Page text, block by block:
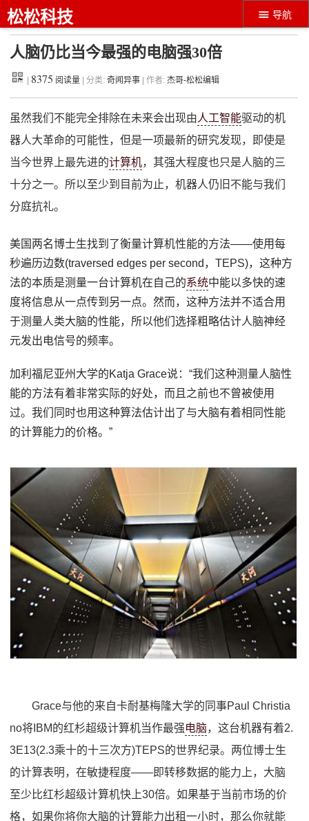
导航
松松科技
人脑仍比当今最强的电脑强30倍
8375 阅读量 | 分类:奇闻异事 | 作者:杰哥-松松编辑
虽然我们不能完全排除在未来会出现由人工智能驱动的机
器人大革命的可能性，但是一项最新的研究发现，即使是
当今世界上最先进的计算机，其强大程度也只是人脑的三
十分之一。所以至少到目前为止，机器人仍旧不能与我们
分庭抗礼。
美国两名博士生找到了衡量计算机性能的方法——使用每
秒遍历边数(traversed edges per second，TEPS)，这种方
法的本质是测量一台计算机在自己的系统中能以多快的速
度将信息从一点传到另一点。然而，这种方法并不适合用
于测量人类大脑的性能，所以他们选择粗略估计人脑神经
元发出电信号的频率。
加利福尼亚州大学的Katja Grace说：“我们这种测量人脑性
能的方法有着非常实际的好处，而且之前也不曾被使用
过。我们同时也用这种算法估计出了与大脑有着相同性能
的计算能力的价格。”
Grace与他的来自卡耐基梅隆大学的同事Paul Christia
no将IBM的红杉超级计算机当作最强电脑，这台机器有着2.
3E13(2.3乘十的十三次方)TEPS的世界纪录。两位博士生
的计算表明，在敏捷程度——即转移数据的能力上，大脑
至少比红杉超级计算机快上30倍。如果基于当前市场的价
格，如果你将你大脑的计算能力出租一小时，那么你就能